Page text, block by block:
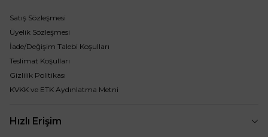
Satış Sözleşmesi
Üyelik Sözleşmesi
İade/Değişim Talebi Koşulları
Teslimat Koşulları
Gizlilik Politikası
KVKK ve ETK Aydınlatma Metni
Hızlı Erişim